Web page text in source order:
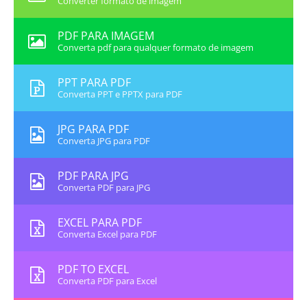
PDF PARA IMAGEM
Converta pdf para qualquer formato de imagem
PPT PARA PDF
Converta PPT e PPTX para PDF
JPG PARA PDF
Converta JPG para PDF
PDF PARA JPG
Converta PDF para JPG
EXCEL PARA PDF
Converta Excel para PDF
PDF TO EXCEL
Converta PDF para Excel